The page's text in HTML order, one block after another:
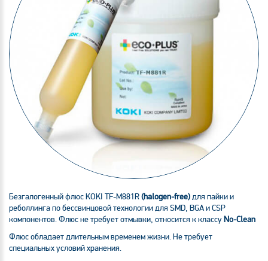
Безгалогенный флюс KOKI TF-M881R(halogen-free)для пайки и
реболлинга по бессвинцовой технологии для SMD, BGA и CSP
компонентов. Флюс не требует отмывки, относится к классу No-Clean
Флюс обладает длительным временем жизни. Не требует
специальных условий хранения.